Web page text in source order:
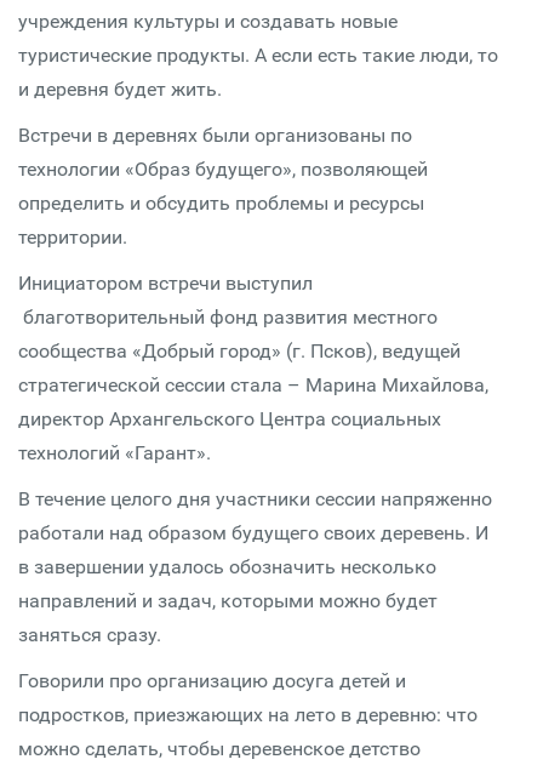
учреждения культуры и создавать новые
туристические продукты. А если есть такие люди, то
и деревня будет жить.
Встречи в деревнях были организованы по
технологии «Образ будущего», позволяющей
определить и обсудить проблемы и ресурсы
территории.
Инициатором встречи выступил
благотворительный фонд развития местного
сообщества «Добрый город» (г. Псков), ведущей
стратегической сессии стала – Марина Михайлова,
директор Архангельского Центра социальных
технологий «Гарант».
В течение целого дня участники сессии напряженно
работали над образом будущего своих деревень. И
в завершении удалось обозначить несколько
направлений и задач, которыми можно будет
заняться сразу.
Говорили про организацию досуга детей и
подростков, приезжающих на лето в деревню: что
можно сделать, чтобы деревенское детство